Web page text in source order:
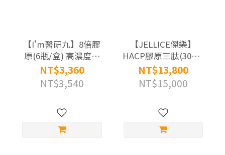
【I'm醫研九】8倍膠
原(6瓶/盒) 高濃度膠
原三肽飲x3盒 (添加4
份SNQ元膠原原料)
NT$3,360
NT$3,540
【JELLICE傑樂】
HACP膠原三肽(30條/
盒) 定序三胜肽 膠原
蛋白粉x10盒 (通過國
際100% A.A.無添加驗
NT$13,800
NT$15,000